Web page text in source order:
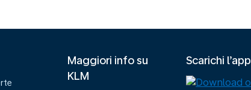
Maggiori info su
KLM
Scarichi l’app